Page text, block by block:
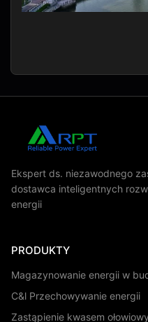
Ekspert ds. niezawodnego
dostawca inteligentnych
energii
PRODUKTY
Magazynowanie energii w
C&l Przechowywanie energii
Zastąpienie kwasem